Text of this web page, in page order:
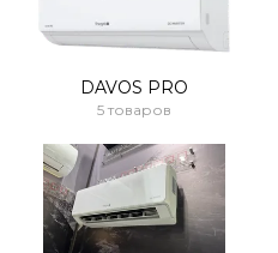
DAVOS PRO
5 товаров